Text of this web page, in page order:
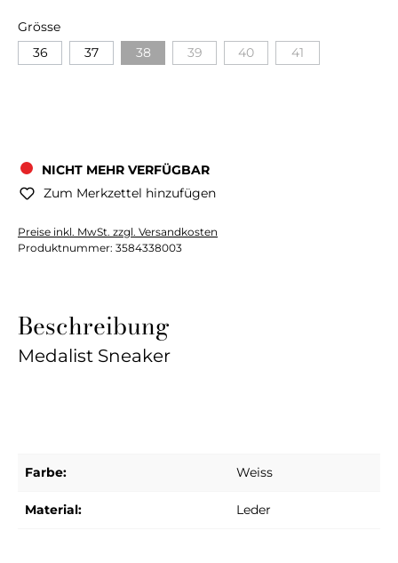
Grösse
36
37 38 39 40 41
NICHT MEHR VERFÜGBAR
Zum Merkzettel hinzufügen
Preise inkl. MwSt. zzgl. Versandkosten
Produktnummer: 3584338003
Beschreibung
Medalist Sneaker
Farbe: Weiss
Material: Leder